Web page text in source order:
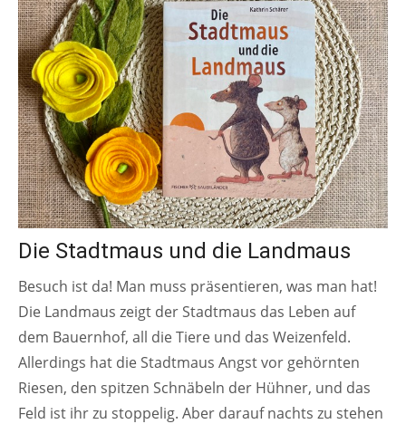
Die Stadtmaus und die Landmaus
Besuch ist da! Man muss präsentieren, was man hat!
Die Landmaus zeigt der Stadtmaus das Leben auf
dem Bauernhof, all die Tiere und das Weizenfeld.
Allerdings hat die Stadtmaus Angst vor gehörnten
Riesen, den spitzen Schnäbeln der Hühner, und das
Feld ist ihr zu stoppelig. Aber darauf nachts zu stehen